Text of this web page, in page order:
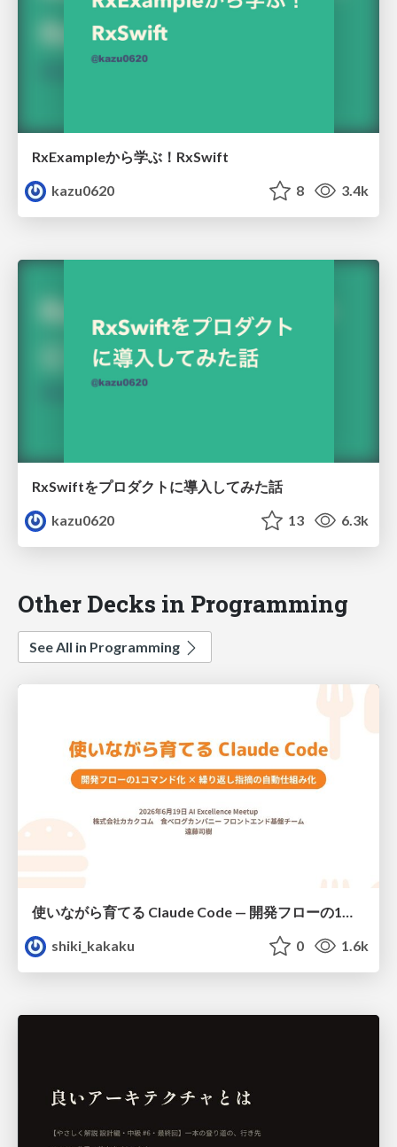
RxExampleから学ぶ！RxSwift
kazu0620
8 3.4k
RxSwiftをプロダクトに導入してみた話
kazu0620
13 6.3k
Other Decks in Programming
See All in Programming
使いながら育てる Claude Code — 開発フローの1コマンド化 × 繰り返し指摘の自動仕組み化
shiki_kakaku
0 1.6k